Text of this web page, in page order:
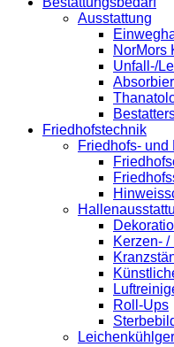
Ausstattung
NorMors
Unfall-/
Friedhofstechnik
Friedhofs-
Kerzen-
Roll-Ups